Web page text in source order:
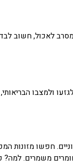
לאכול, חשוב
ולמצבו
חפשו מזונות
משמרים. למה?